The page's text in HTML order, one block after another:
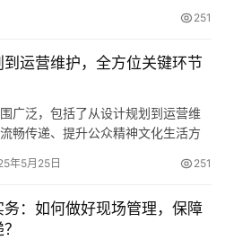
251
运营维护，全方位关键环节
广泛，包括了从设计规划到运营维
畅传递、提升公众精神文化生活方
年5月25日 251
：如何做好现场管理，保障